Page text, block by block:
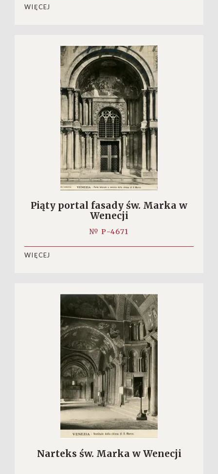
WIĘCEJ
Piąty portal fasady św. Marka w
Wenecji
№ P-4671
WIĘCEJ
Narteks św. Marka w Wenecji